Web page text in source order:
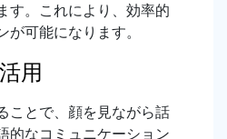
す。これにより、効率的
が可能になります。
用
ことで、顔を見ながら話
的なコミュニケーション